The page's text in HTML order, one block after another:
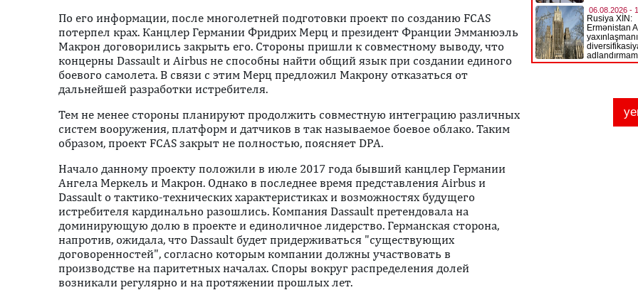
По его информации, после многолетней подготовки проект по созданию FCAS
потерпел крах. Канцлер Германии Фридрих Мерц и президент Франции Эмманюэль
Макрон договорились закрыть его. Стороны пришли к совместному выводу, что
концерны Dassault и Airbus не способны найти общий язык при создании единого
боевого самолета. В связи с этим Мерц предложил Макрону отказаться от
дальнейшей разработки истребителя.
Тем не менее стороны планируют продолжить совместную интеграцию различных
систем вооружения, платформ и датчиков в так называемое боевое облако. Таким
образом, проект FCAS закрыт не полностью, поясняет DPA.
Начало данному проекту положили в июле 2017 года бывший канцлер Германии
Ангела Меркель и Макрон. Однако в последнее время представления Airbus и
Dassault о тактико-технических характеристиках и возможностях будущего
истребителя кардинально разошлись. Компания Dassault претендовала на
доминирующую долю в проекте и единоличное лидерство. Германская сторона,
напротив, ожидала, что Dassault будет придерживаться "существующих
договоренностей", согласно которым компании должны участвовать в
производстве на паритетных началах. Споры вокруг распределения долей
возникали регулярно и на протяжении прошлых лет.